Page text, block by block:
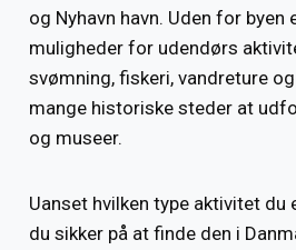
og Nyhavn havn. Uden for byen
muligheder for udendørs
svømning, fiskeri, vandreture
mange historiske steder at
og museer.
Uanset hvilken type aktivitet du
du sikker på at finde den i